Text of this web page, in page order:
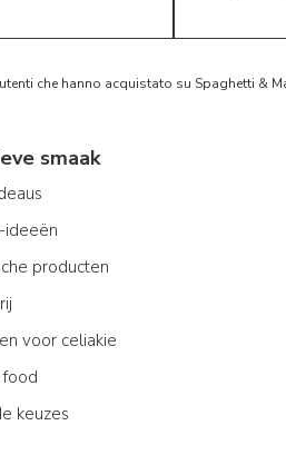
che hanno acquistato su Spaghetti &
smaak
ideeën
producten
voor celiakie
food
keuzes